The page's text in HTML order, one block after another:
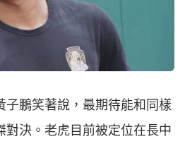
子鵬笑著說，最期待能和同樣
對決。老虎目前被定位在長中